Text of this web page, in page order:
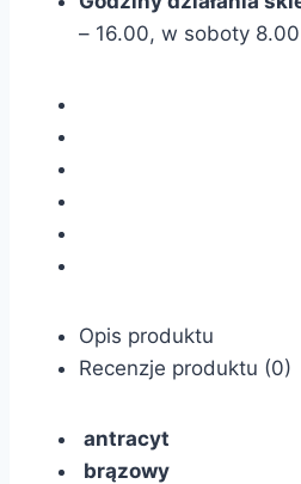
– 16.00, w soboty
Opis produktu
Recenzje produktu (0)
antracyt
brązowy